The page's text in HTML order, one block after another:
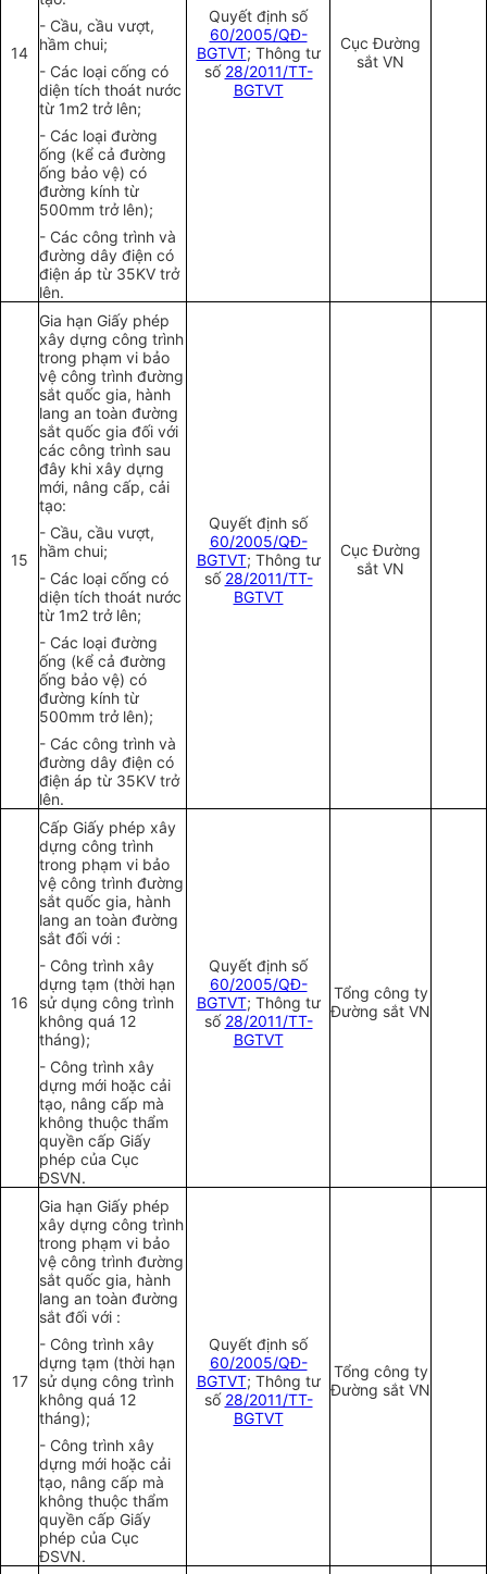
14
- Cầu, cầu vượt,
hầm chui;
- Các loại cống có
diện tích thoát nước
từ 1m2 trở lên;
- Các loại đường
ống (kể cả đường
ống bảo vệ) có
đường kính từ
500mm trở lên);
- Các công trình và
đường dây điện có
điện áp từ 35KV trở
lên.
Quyết định số
60/2005/QĐ-
BGTVT; Thông tư
số 28/2011/TT-
BGTVT
Cục Đường
sắt VN
15
Gia hạn Giấy phép
xây dựng công trình
trong phạm vi bảo
vệ công trình đường
sắt quốc gia, hành
lang an toàn đường
sắt quốc gia đối với
các công trình sau
đây khi xây dựng
mới, nâng cấp, cải
tạo:
- Cầu, cầu vượt,
hầm chui;
- Các loại cống có
diện tích thoát nước
từ 1m2 trở lên;
- Các loại đường
ống (kể cả đường
ống bảo vệ) có
đường kính từ
500mm trở lên);
- Các công trình và
đường dây điện có
điện áp từ 35KV trở
lên.
Quyết định số
60/2005/QĐ-
BGTVT; Thông tư
số 28/2011/TT-
BGTVT
Cục Đường
sắt VN
16
Cấp Giấy phép xây
dựng công trình
trong phạm vi bảo
vệ công trình đường
sắt quốc gia, hành
lang an toàn đường
sắt đối với :
- Công trình xây
dựng tạm (thời hạn
sử dụng công trình
không quá 12
tháng);
- Công trình xây
dựng mới hoặc cải
tạo, nâng cấp mà
không thuộc thẩm
quyền cấp Giấy
phép của Cục
ĐSVN.
Quyết định số
60/2005/QĐ-
BGTVT; Thông tư
số 28/2011/TT-
BGTVT
Tổng công ty
Đường sắt VN
17
Gia hạn Giấy phép
xây dựng công trình
trong phạm vi bảo
vệ công trình đường
sắt quốc gia, hành
lang an toàn đường
sắt đối với :
- Công trình xây
dựng tạm (thời hạn
sử dụng công trình
không quá 12
tháng);
- Công trình xây
dựng mới hoặc cải
tạo, nâng cấp mà
không thuộc thẩm
quyền cấp Giấy
phép của Cục
ĐSVN.
Quyết định số
60/2005/QĐ-
BGTVT; Thông tư
số 28/2011/TT-
BGTVT
Tổng công ty
Đường sắt VN